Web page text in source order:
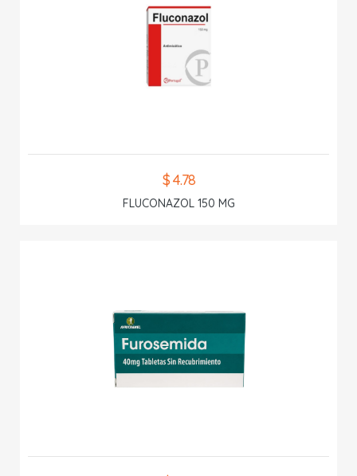
$ 4.78
FLUCONAZOL 150 MG